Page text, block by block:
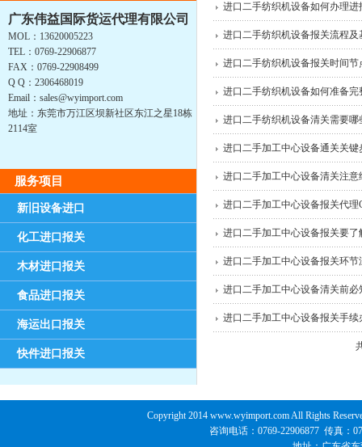
广东伟益国际货运代理有限公司
MOL：13620005223
TEL：0769-22906877
FAX：0769-22908499
Q Q：2306468019
Email：sales@wyimport.com
地址：东莞市万江区坝新社区东江之星18栋
2114室
服务项目
新旧设备进口
化工进口报关
木材进口报关
食品进口报关
海运出口报关
快件进口报关
进口二手纺织机设备如何办理进
进口二手纺织机设备报关流程及
进口二手纺织机设备报关时间节
进口二手纺织机设备如何准备完
进口二手纺织机设备清关需要哪
进口二手加工中心设备通关关
进口二手加工中心设备清关注
进口二手加工中心设备报关代理
进口二手加工中心设备报关要了
进口二手加工中心设备报关环节
进口二手加工中心设备清关前必
进口二手加工中心设备报关手续
Copyright 2014 www.wyimport.com All Rights
咨询电话：0769-22906877 传真：